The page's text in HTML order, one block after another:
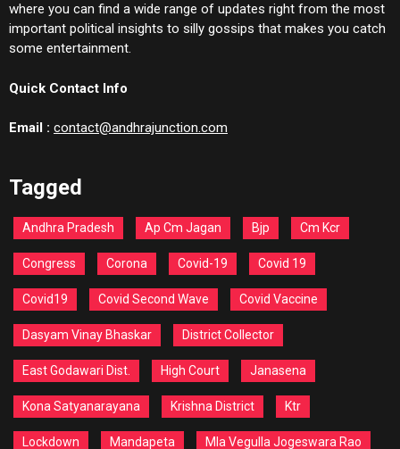
where you can find a wide range of updates right from the most
important political insights to silly gossips that makes you catch
some entertainment.
Quick Contact Info
Email : contact@andhrajunction.com
Tagged
Andhra Pradesh Ap Cm Jagan Bjp Cm Kcr
Congress Corona Covid-19 Covid 19
Covid19 Covid Second Wave Covid Vaccine
Dasyam Vinay Bhaskar District Collector
East Godawari Dist. High Court Janasena
Kona Satyanarayana Krishna District Ktr
Lockdown Mandapeta Mla Vegulla Jogeswara Rao